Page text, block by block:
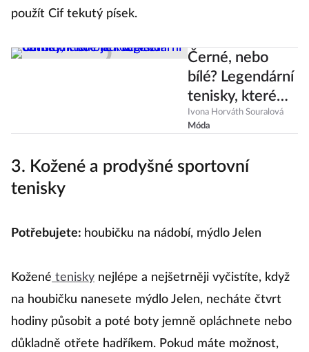
použít Cif tekutý písek.
Černé, nebo
bílé? Legendární
tenisky, které
ladí ke všem
outfitům. Kde je
Ivona Horváth Souralová
Móda
3. Kožené a prodyšné sportovní
tenisky
Potřebujete: houbičku na nádobí, mýdlo Jelen
Kožené tenisky nejlépe a nejšetrněji vyčistíte, když
na houbičku nanesete mýdlo Jelen, necháte čtvrt
hodiny působit a poté boty jemně opláchnete nebo
důkladně otřete hadříkem. Pokud máte možnost,